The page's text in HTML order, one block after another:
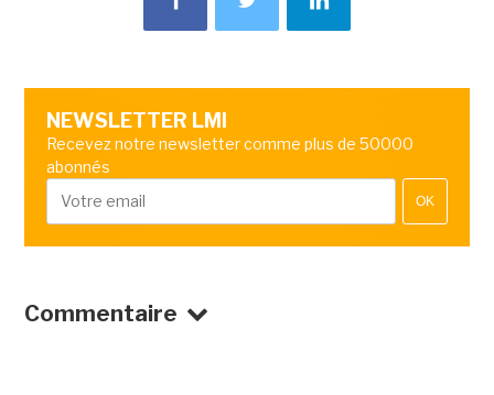
NEWSLETTER LMI
Recevez notre newsletter comme plus de 50000
abonnés
OK
Commentaire